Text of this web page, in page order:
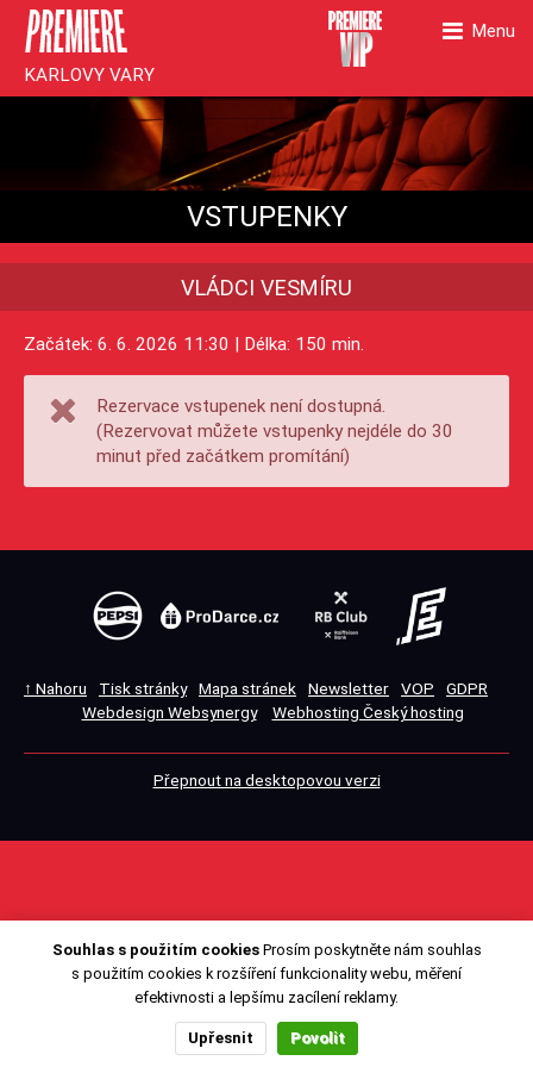
Menu
KARLOVY VARY
VSTUPENKY
VLÁDCI VESMÍRU
Začátek: 6. 6. 2026 11:30 | Délka: 150 min.
Rezervace vstupenek není dostupná.
(Rezervovat můžete vstupenky nejdéle do 30
minut před začátkem promítání)
↑ Nahoru Tisk stránky Mapa stránek Newsletter VOP
GDPR
Webdesign Websynergy
Webhosting Český hosting
Přepnout na desktopovou verzi
Souhlas s použitím cookiesProsím poskytněte nám souhlas
s použitím cookies k rozšíření funkcionality webu, měření
efektivnosti a lepšímu zacílení reklamy.
Upřesnit Povolit